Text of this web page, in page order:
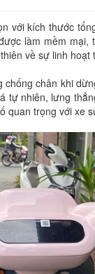
với kích thước
làm mềm
về sự linh
chân khi
tự nhiên, lưng
quan trọng với xe